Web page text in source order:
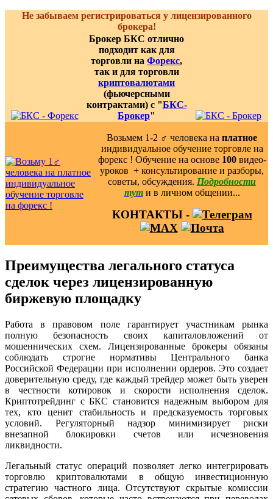
Не забываем регистрироваться у лицензированного
брокера!
Брокер БКС отлично
подходит как для
торговли на Форекс,
так и для торговли
криптовалютами
(фьючерсными
контрактами) с "БКС-
Брокер"
Возьмем 1-2 ‍♂️ человека на платное
индивидуальное обучение торговле на
форекс ! Обучение на основе 100видео-
уроков ️ + консультирование и разборы,
советы, обсуждения. Подробности
тут и в личном общении...
КОНТАКТЫ -
Преимущества легального статуса
сделок через лицензированную
биржевую площадку
Работа в правовом поле гарантирует участникам рынка
полную безопасность своих капиталовложений от
мошеннических схем. Лицензированные брокеры обязаны
соблюдать строгие нормативы Центрального банка
Российской Федерации при исполнении ордеров. Это создает
доверительную среду, где каждый трейдер может быть уверен
в честности котировок и скорости исполнения сделок.
Криптотрейдинг с БКС становится надежным выбором для
тех, кто ценит стабильность и предсказуемость торговых
условий. Регуляторный надзор минимизирует риски
внезапной блокировки счетов или исчезновения
ликвидности.
Легальный статус операций позволяет легко интегрировать
торговлю криптовалютами в общую инвестиционную
стратегию частного лица. Отсутствуют скрытые комиссии